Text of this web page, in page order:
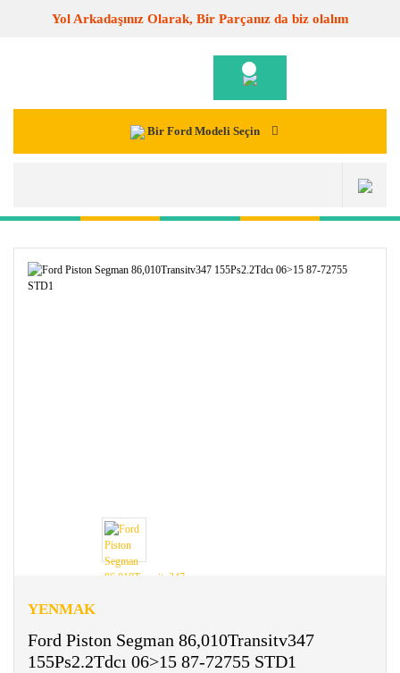
Yol Arkadaşınız Olarak, Bir Parçanız da biz olalım
Bir Ford Modeli Seçin
YENMAK
Ford Piston Segman 86,010Transitv347
155Ps2.2Tdcı 06>15 87-72755 STD1